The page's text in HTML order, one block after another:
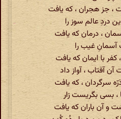
جز هجران ، که یافت
دردِ عالم سوز را
، درمان که یافت
آسمانِ غیب را
با ایمان که یافت
آفتاب ، آواز داد
سرگردان ، که یافت
، بسی بگریست زار
و آن باران که یافت